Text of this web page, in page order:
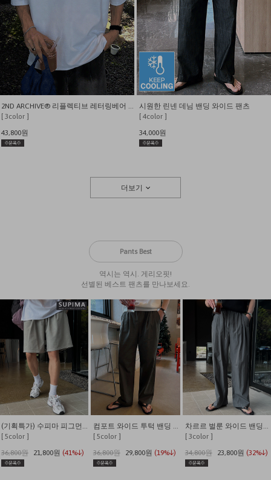
[ 3color ]
43,800원
시원한 린넨 데님 밴딩 와이드 팬츠
[ 4color ]
34,000원
더보기
Pants Best
역시는 역시. 게리오핏!
선별된 베스트 팬츠를 만나보세요.
[ 5color ]
36,800원
21,800원 (41%↓)
[ 5color ]
36,800원
29,800원 (19%↓)
[ 3color ]
34,800원
23,800원 (32%↓)